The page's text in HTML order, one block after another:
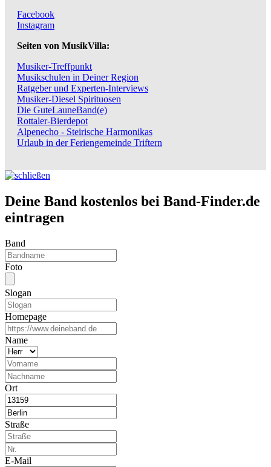
Facebook
Instagram
Seiten von MusikVilla:
Musiker-Treffpunkt
Musikschulen in Deiner Region
Ratgeber und Experten-Interviews
Musiker-Diesel Spirituosen
Die GuteLauneBand(e)
Rottaler-Bierdepot
Alpenecho - Steirische Harmonikas
Urlaub in der Feriengemeinde Triftern
Deine Band kostenlos bei Band-Finder.de
eintragen
Band
Foto
Slogan
Homepage
Name
Ort
Straße
E-Mail